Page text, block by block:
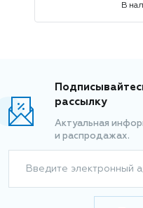
В
рассылку
Актуальная
и распродажах.
Введите электронный